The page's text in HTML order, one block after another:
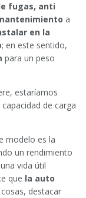
fugas, anti
a
en la
; en este sentido,
para un peso
estaríamos
capacidad de carga
modelo es la
un rendimiento
vida útil
que la auto
destacar